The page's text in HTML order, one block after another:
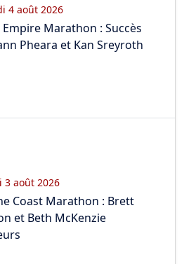
4 août 2026
Marathon : Succès
Pheara et Kan Sreyroth
3 août 2026
Coast Marathon : Brett
et Beth McKenzie